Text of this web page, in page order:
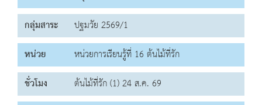
กลุ่มสาระ
ปฐมวัย 2569/1
หน่วย
หน่วยการเรียนรู้ที่ 16 ต้นไม้ที่รัก
ชั่วโมง
ต้นไม้ที่รัก (1) 24 ส.ค. 69